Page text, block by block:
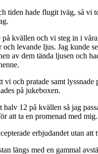
tiden hade flugit iväg, så vi
kvällen och vi steg in i
levande ljus. Jag kunde
av dem tända ljusen och
vi och pratade samt lyssnade
på jukeboxen.
12 på kvällen så jag
att ta en promenad med mig.
erbjudandet utan att
längs med en gammal